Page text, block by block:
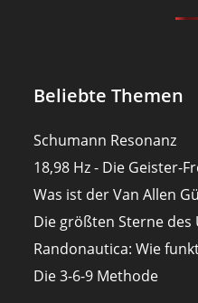
Beliebte Themen
Schumann Resonanz
18,98 Hz - Die Geister-
Was ist der Van Allen
Die größten Sterne des
Randonautica: Wie
Die 3-6-9 Methode